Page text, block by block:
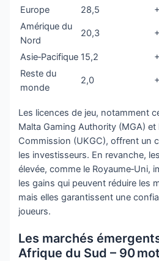
Europe
28,5
Amérique du
Nord
20,3
Asie‑Pacifique 15,2
Reste du
monde
2,0
Les licences de jeu, notamment
Malta Gaming Authority (MGA) et
Commission (UKGC), offrent un
les investisseurs. En revanche,
élevée, comme le Royaume‑Uni,
les gains qui peuvent réduire les
mais elles garantissent une
joueurs.
Les marchés
Afrique du Sud – 90